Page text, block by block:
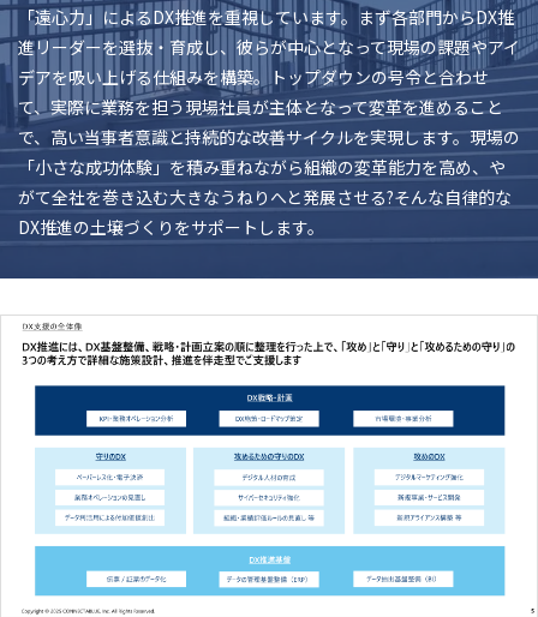
「遠心力」によるDX推進を重視しています。まず各部門からDX推
進リーダーを選抜・育成し、彼らが中心となって現場の課題やアイ
デアを吸い上げる仕組みを構築。トップダウンの号令と合わせ
て、実際に業務を担う現場社員が主体となって変革を進めること
で、高い当事者意識と持続的な改善サイクルを実現します。現場の
「小さな成功体験」を積み重ねながら組織の変革能力を高め、や
がて全社を巻き込む大きなうねりへと発展させる?そんな自律的な
DX推進の土壌づくりをサポートします。